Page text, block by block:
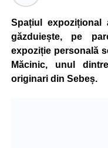
Spațiul expozițional
găzduiește, pe
expoziție personală
Măcinic, unul
originari din Sebeș.